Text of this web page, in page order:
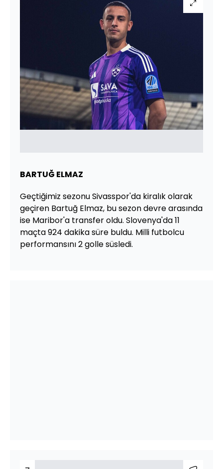
BARTUĞ ELMAZ
Geçtiğimiz sezonu Sivasspor'da kiralık olarak
geçiren Bartuğ Elmaz, bu sezon devre arasında
ise Maribor'a transfer oldu. Slovenya'da 11
maçta 924 dakika süre buldu. Milli futbolcu
performansını 2 golle süsledi.